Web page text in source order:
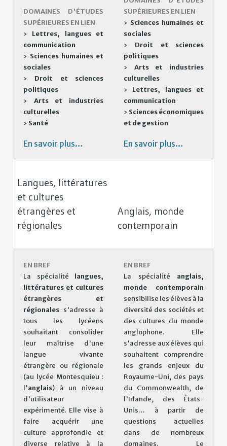
DOMAINES D'ÉTUDES
SUPÉRIEURES EN LIEN
› Lettres, langues et
communication
› Sciences humaines et
sociales
› Droit et sciences
politiques
›
Arts et industries
culturelles
› Santé
En savoir plus…
SUPÉRIEURES EN LIEN
› Sciences humaines et
sociales
› Droit et sciences
politiques
› Arts et industries
culturelles
› Lettres, langues et
communication
› Sciences économiques
et de gestion
En savoir plus…
Langues, littératures
et cultures
étrangères et
régionales
Anglais, monde
contemporain
EN BREF
La spécialité langues,
littératures et cultures
étrangères et
régionales s'adresse à
tous les lycéens
souhaitant consolider
leur maîtrise d'une
langue vivante
étrangère ou régionale
(au lycée Montesquieu :
l'anglais) à un niveau
d'utilisateur
expérimenté. Elle vise à
faire acquérir une
culture approfondie et
diverse relative à la
EN BREF
La spécialité anglais,
monde contemporain
sensibilise les élèves à la
diversité des sociétés et
des cultures du monde
anglophone. Elle
s'adresse aux élèves qui
souhaitent comprendre
les grands enjeux du
Royaume-Uni, des pays
du Commonwealth, de
l'Irlande, des États-
Unis… à partir de
questions actuelles
dans de nombreux
domaines. Le